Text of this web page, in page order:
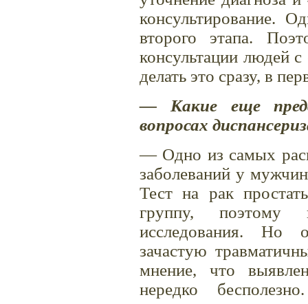
консультирование.
второго этапа.
консультации людей
делать это сразу, в
— Какие еще
вопросах
— Одно из самых
заболеваний у
Тест на рак
группу, поэтому
исследования. Но
зачастую
мнение, что
нередко